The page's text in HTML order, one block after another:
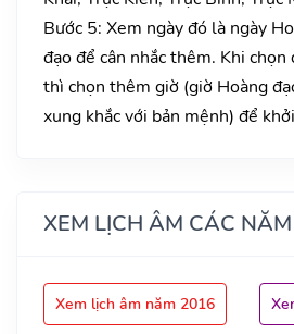
Bước 5: Xem ngày đó là ngày
đạo để cân nhắc thêm. Khi
thì chọn thêm giờ (giờ Hoàng
xung khắc với bản mệnh) để
XEM LỊCH ÂM CÁC
Xem lịch âm năm 2016